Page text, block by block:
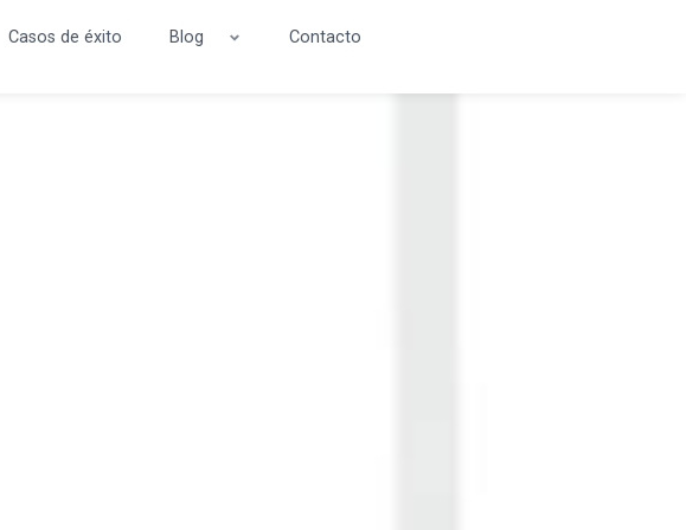
Casos de éxito Blog Contacto